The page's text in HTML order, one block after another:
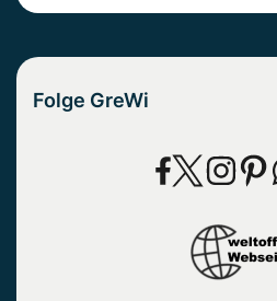
Folge GreWi